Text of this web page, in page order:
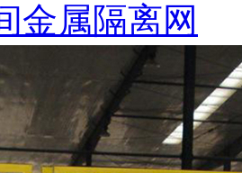
金属隔离网